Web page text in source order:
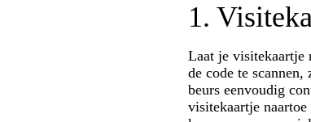
1.
Laat je visitekaartje
de code te
beurs eenvoudig
visitekaartje